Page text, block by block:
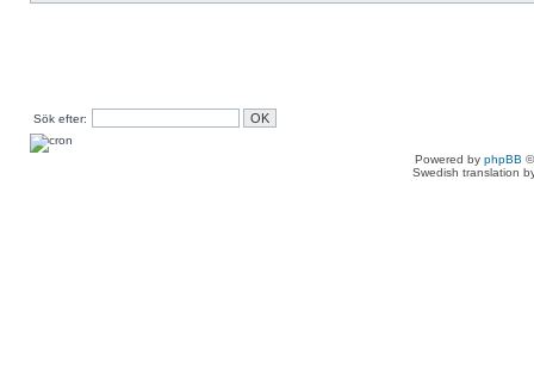
Sök efter:
Powered by phpBB
Swedish translation